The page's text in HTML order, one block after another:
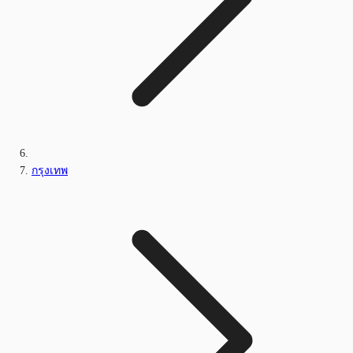
กรุงเทพ